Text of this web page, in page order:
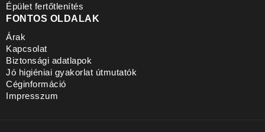
Épület fertőtlenítés
FONTOS OLDALAK
Árak
Kapcsolat
Biztonsági adatlapok
Jó higiéniai gyakorlat útmutatók
Céginformáció
Impresszum